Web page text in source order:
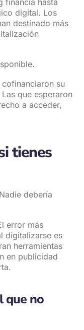
digital. Los
destinado más
su
que esperaron
a acceder,
tienes
debería
error más
digitalizarse es
herramientas
en publicidad
que no